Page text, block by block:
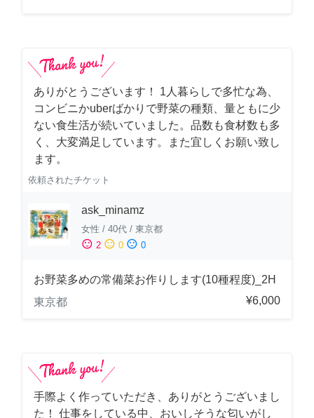
ありがとうございます！ 1人暮らしで多忙な為、
コンビニかuberばかりで野菜の種類、量ともに少
ない食生活が続いていました。品数も食材数も多
く、大変満足しています。また宜しくお願い致し
ます。
依頼されたチケット
ask_minamz
女性 / 40代 / 東京都
sentiment_satisfied 2 sentiment_neutral 0 sentiment_dissatisfied 0
お野菜多めの常備菜お作りします(10種程度)_2H
東京都
¥6,000
手際よく作っていただき、ありがとうございまし
た！ 仕事をしている中、おいしそうな匂いがし